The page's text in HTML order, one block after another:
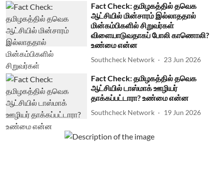
Fact Check: தமிழகத்தில் தவெக
ஆட்சியில் மின்சாரம் இல்லாததால்
மின்கம்பிகளில் சிறுவர்கள்
விளையாடுவதாகப் போலி காணொலி?
உண்மை என்ன
Southcheck Network 23 Jun 2026
Fact Check: தமிழகத்தில் தவெக
ஆட்சியில் டாஸ்மாக் ஊழியர்
தாக்கப்பட்டாரா? உண்மை என்ன
Southcheck Network 19 Jun 2026